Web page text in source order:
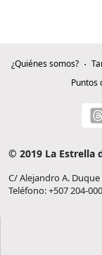
¿Quiénes somos?
Puntos
© 2019 La Estrella
C/ Alejandro A.
Teléfono: +507 204-